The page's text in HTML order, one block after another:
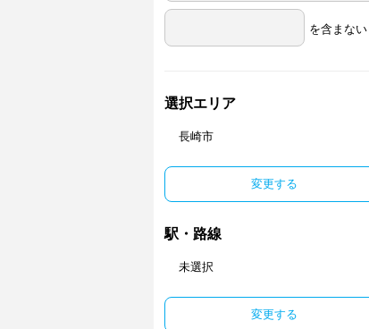
を含まない
選択エリア
長崎市
変更する
駅・路線
未選択
変更する